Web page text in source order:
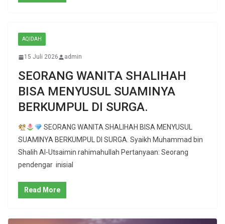
AQIDAH
15 Juli 2026 admin
SEORANG WANITA SHALIHAH
BISA MENYUSUL SUAMINYA
BERKUMPUL DI SURGA.
SEORANG WANITA SHALIHAH BISA MENYUSUL
SUAMINYA BERKUMPUL DI SURGA. Syaikh Muhammad bin
Shalih Al-Utsaimin rahimahullah Pertanyaan: Seorang
pendengar inisial
Read More